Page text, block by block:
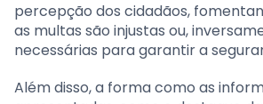
percepção dos cidadãos,
as multas são injustas ou,
necessárias para garantir a
Além disso, a forma como as